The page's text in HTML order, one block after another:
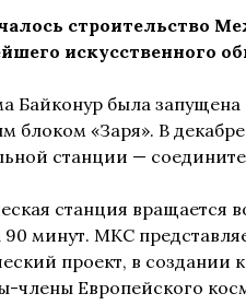
строительство
искусственного
Байконур была
«Заря». В
станции —
станция вращается
90 минут. МКС
проект, в создании
члены Европейского